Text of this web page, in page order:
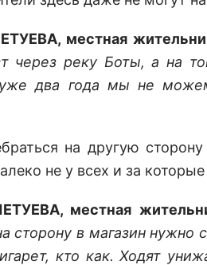
местная
через реку Боты, а на
два года мы не
на другую
не у всех и за
местная
сторону в магазин нужно
кто как. Ходят